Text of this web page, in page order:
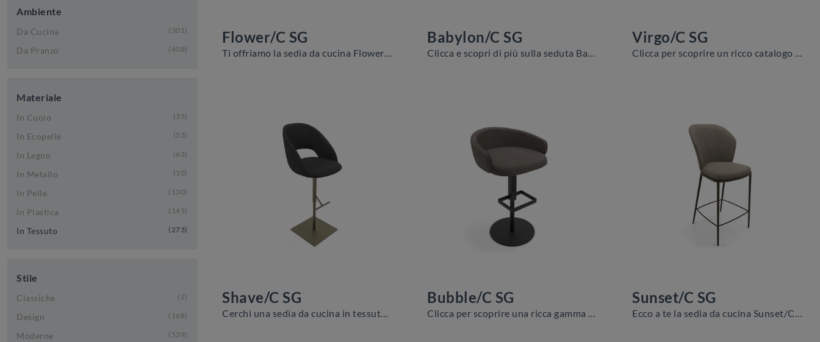
Ambiente
Da Cucina 301
Da Pranzo 408
Materiale
In Cuoio 35
In Ecopelle 53
In Legno 63
In Metallo 10
In Pelle 130
In Plastica 145
In Tessuto 273
Stile
Classiche 2
Design 168
Moderne 539
Flower/C SG Babylon/C SG Virgo/C SG
Shave/C SG Bubble/C SG Sunset/C SG